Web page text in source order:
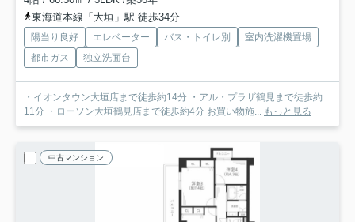
東海道本線「大垣」駅 徒歩34分
陽当り良好 エレベーター バス・トイレ別
室内洗濯機置場
都市ガス
独立洗面台
・イオンタウン大垣店まで徒歩約14分 ・アル・プラザ鶴見まで徒歩約
11分 ・ローソン大垣鶴見店まで徒歩約4分 お買い物施... もっと見る
中古マンション